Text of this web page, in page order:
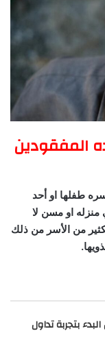
المفقودين
طفلها او أحد
منزله او مسن لا
من الأسر من ذلك
بتجربة تداول